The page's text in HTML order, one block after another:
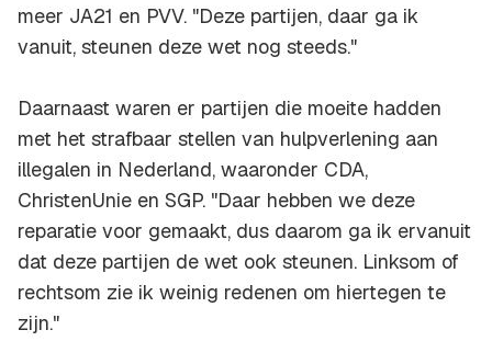
meer JA21 en PVV. "Deze partijen, daar ga ik
vanuit, steunen deze wet nog steeds."
Daarnaast waren er partijen die moeite hadden
met het strafbaar stellen van hulpverlening aan
illegalen in Nederland, waaronder CDA,
ChristenUnie en SGP. "Daar hebben we deze
reparatie voor gemaakt, dus daarom ga ik ervanuit
dat deze partijen de wet ook steunen. Linksom of
rechtsom zie ik weinig redenen om hiertegen te
zijn."